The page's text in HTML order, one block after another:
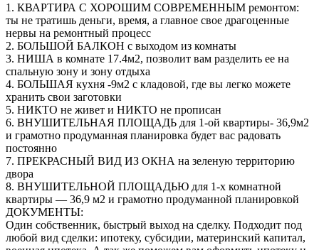
1. КВАРТИРА С ХОРОШИМ СОВРЕМЕННЫМ ремонтом:
ты не тратишь деньги, время, а главное свое драгоценные
нервы на ремонтный процесс
2. БОЛЬШОЙ БАЛКОН с выходом из комнаты
3. НИША в комнате 17.4м2, позволит вам разделить ее на
спальную зону и зону отдыха
4. БОЛЬШАЯ кухня -9м2 с кладовой, где вы легко можете
хранить свои заготовки
5. НИКТО не живет и НИКТО не прописан
6. ВНУШИТЕЛЬНАЯ ПЛОЩАДЬ для 1-ой квартиры- 36,9м2
и грамотно продуманная планировка будет вас радовать
постоянно
7. ПРЕКРАСНЫЙ ВИД ИЗ ОКНА на зеленую территорию
двора
8. ВНУШИТЕЛЬНОЙ ПЛОЩАДЬЮ для 1-х комнатной
квартиры — 36,9 м2 и грамотно продуманной планировкой
ДОКУМЕНТЫ:
Один собственник, быстрый выход на сделку. Подходит под
любой вид сделки: ипотеку, субсидии, материнский капитал,